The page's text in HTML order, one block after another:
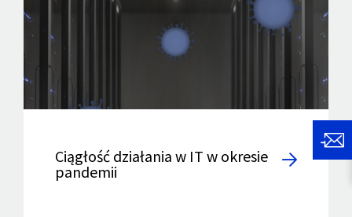
Ciągłość działania w IT w okresie
pandemii